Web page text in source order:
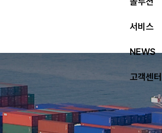
서비스
NEWS
고객센터